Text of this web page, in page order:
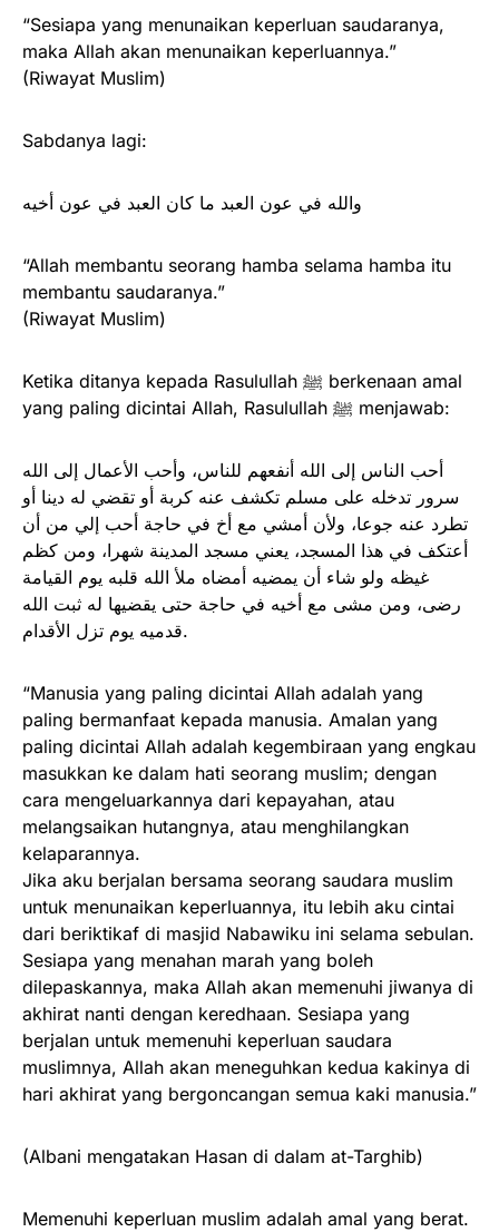
“Sesiapa yang menunaikan keperluan saudaranya,
maka Allah akan menunaikan keperluannya.”
(Riwayat Muslim)
Sabdanya lagi:
والله في عون العبد ما كان العبد في عون أخيه
“Allah membantu seorang hamba selama hamba itu
membantu saudaranya.”
(Riwayat Muslim)
Ketika ditanya kepada Rasulullah ﷺ berkenaan amal
yang paling dicintai Allah, Rasulullah ﷺ menjawab:
أحب الناس إلى الله أنفعهم للناس، وأحب الأعمال إلى الله
سرور تدخله على مسلم تكشف عنه كربة أو تقضي له دينا أو
تطرد عنه جوعا، ولأن أمشي مع أخ في حاجة أحب إلي من أن
أعتكف في هذا المسجد، يعني مسجد المدينة شهرا، ومن كظم
غيظه ولو شاء أن يمضيه أمضاه ملأ الله قلبه يوم القيامة
رضى، ومن مشى مع أخيه في حاجة حتى يقضيها له ثبت الله
قدميه يوم تزل الأقدام.
“Manusia yang paling dicintai Allah adalah yang
paling bermanfaat kepada manusia. Amalan yang
paling dicintai Allah adalah kegembiraan yang engkau
masukkan ke dalam hati seorang muslim; dengan
cara mengeluarkannya dari kepayahan, atau
melangsaikan hutangnya, atau menghilangkan
kelaparannya.
Jika aku berjalan bersama seorang saudara muslim
untuk menunaikan keperluannya, itu lebih aku cintai
dari beriktikaf di masjid Nabawiku ini selama sebulan.
Sesiapa yang menahan marah yang boleh
dilepaskannya, maka Allah akan memenuhi jiwanya di
akhirat nanti dengan keredhaan. Sesiapa yang
berjalan untuk memenuhi keperluan saudara
muslimnya, Allah akan meneguhkan kedua kakinya di
hari akhirat yang bergoncangan semua kaki manusia.”
(Albani mengatakan Hasan di dalam at-Targhib)
Memenuhi keperluan muslim adalah amal yang berat.